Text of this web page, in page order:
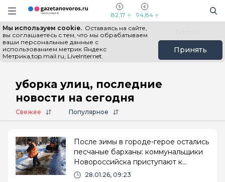
Информационный портал "ГазетаНоворос.ру"
Навигация сайта
82,17 94,84
Мы используем cookie. Оставаясь на сайте,
вы соглашаетесь с тем, что мы обрабатываем
ваши персональные данные с
использованием метрик Яндекс
Метрика,top.mail.ru, LiveInternet.
Принять
Все новости Новости России
Главная # уборка улиц
уборка улиц, последние
новости на сегодня
Свежее Популярное
После зимы в городе-герое остались
песчаные барханы: коммунальщики
Новороссийска приступают к
масштабной зачистке
28.01.26, 09:23